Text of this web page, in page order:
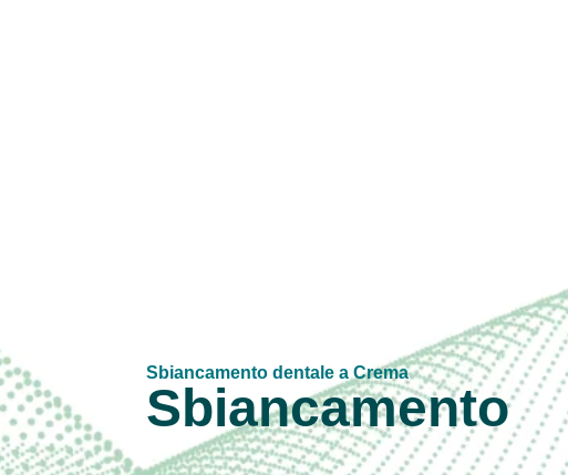
Sbiancamento dentale a Crema
Sbiancamento